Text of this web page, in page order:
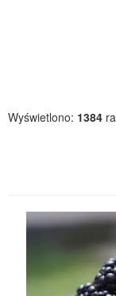
Wyświetlono: 1384